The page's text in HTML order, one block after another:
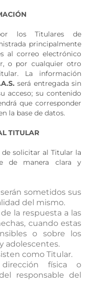
los Titulares de
principalmente
al correo electrónico
o por cualquier otro
La información
será entregada sin
acceso; su contenido
que corresponder
la base de datos.
TITULAR
solicitar al Titular la
de manera clara y
sometidos sus
del mismo.
la respuesta a las
cuando estas
o sobre los
adolescentes.
como Titular.
física o
responsable del